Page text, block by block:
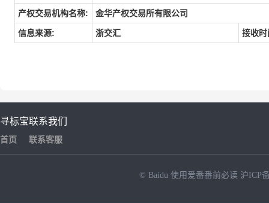
产权交易机构名称: 金华产权交易所有限公司
信息来源: 浙交汇 接收
寻标宝
首页
联系我们
联系客服
© Baidu 使用爱番番前必读 沪ICP